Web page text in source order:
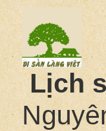
Lịch